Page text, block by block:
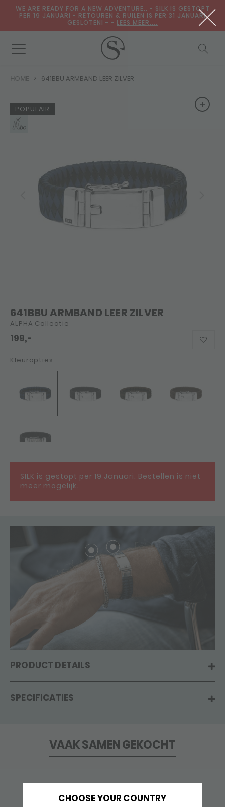
CHOOSE YOUR COUNTRY
WE ARE READY FOR A NEW ADVENTURE.. - SILK IS GESTOPT
PER 19 JANUARI - RETOUREN & RUILEN IS PER 31 JANUARI
GESLOTENI - - LEES MEER....
HOME 641BBU ARMBAND LEER ZILVER
POPULAIR +
641BBU ARMBAND LEER ZILVER
ALPHA Collectie
199,-
Kleuropties
SILK is gestopt per 19 Januari. Bestellen is niet
meer mogelijk.
PRODUCT DETAILS
SPECIFICATIES
VAAK SAMEN GEKOCHT